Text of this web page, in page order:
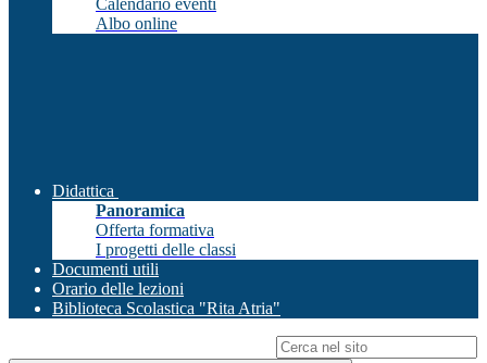
Calendario eventi
Albo online
Didattica
Panoramica
Offerta formativa
I progetti delle classi
Documenti utili
Orario delle lezioni
Biblioteca Scolastica "Rita Atria"